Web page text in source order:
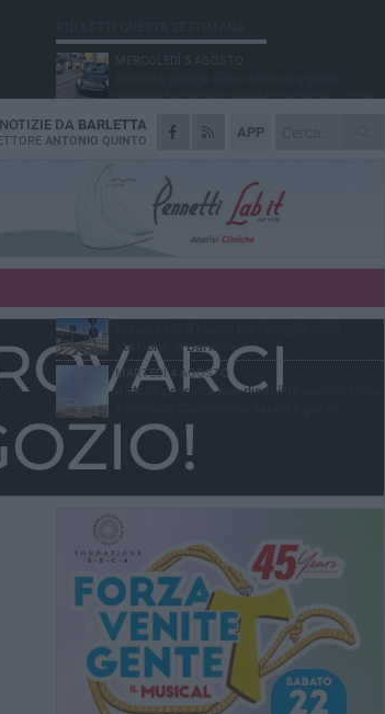
APP
NOTIZIE DA BARLETTA
ANTONIO QUINTO
64enne barlettano investito all'alba a Trani
GIOVEDÌ 6 AGOSTO
Il ricordo di "Cecco", il benzinaio col
separavano dalla pensione»
MERCOLEDÌ 5 AGOSTO
Jova Summer Party, giovedì mattina
sopralluogo nell'area dell'evento
DOMENICA 2 AGOSTO
Beni confiscati alla mafia. Nasce il servizio
VENERDÌ 31 LUGLIO
stazione di Barletta
MARTEDÌ 4 AGOSTO
Auto di persona con disabilità vandalizzata,